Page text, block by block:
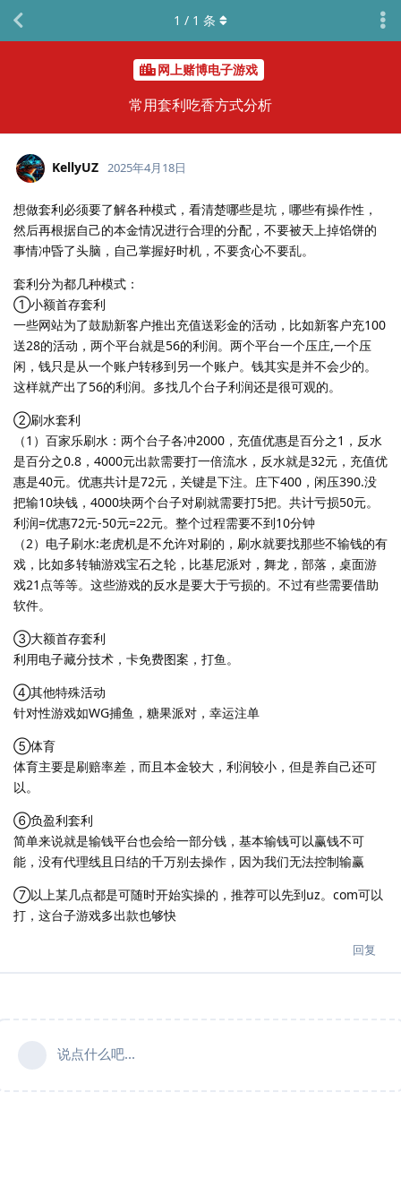
网上赌博电子游戏
常用套利吃香方式分析
1 / 1 条
KellyUZ 2025年4月18日
想做套利必须要了解各种模式，看清楚哪些是坑，哪些有操作性，
然后再根据自己的本金情况进行合理的分配，不要被天上掉馅饼的
事情冲昏了头脑，自己掌握好时机，不要贪心不要乱。
套利分为都几种模式：
①小额首存套利
一些网站为了鼓励新客户推出充值送彩金的活动，比如新客户充100
送28的活动，两个平台就是56的利润。两个平台一个压庄,一个压
闲，钱只是从一个账户转移到另一个账户。钱其实是并不会少的。
这样就产出了56的利润。多找几个台子利润还是很可观的。
②刷水套利
（1）百家乐刷水：两个台子各冲2000，充值优惠是百分之1，反水
是百分之0.8，4000元出款需要打一倍流水，反水就是32元，充值优
惠是40元。优惠共计是72元，关键是下注。庄下400，闲压390.没
把输10块钱，4000块两个台子对刷就需要打5把。共计亏损50元。
利润=优惠72元-50元=22元。整个过程需要不到10分钟
（2）电子刷水:老虎机是不允许对刷的，刷水就要找那些不输钱的有
戏，比如多转轴游戏宝石之轮，比基尼派对，舞龙，部落，桌面游
戏21点等等。这些游戏的反水是要大于亏损的。不过有些需要借助
软件。
③大额首存套利
利用电子藏分技术，卡免费图案，打鱼。
④其他特殊活动
针对性游戏如WG捕鱼，糖果派对，幸运注单
⑤体育
体育主要是刷赔率差，而且本金较大，利润较小，但是养自己还可
以。
⑥负盈利套利
简单来说就是输钱平台也会给一部分钱，基本输钱可以赢钱不可
能，没有代理线且日结的千万别去操作，因为我们无法控制输赢
⑦以上某几点都是可随时开始实操的，推荐可以先到uz。com可以
打，这台子游戏多出款也够快
回复
说点什么吧...